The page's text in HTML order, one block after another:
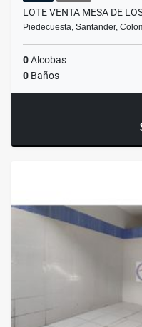
LOTE VENTA MESA DE
Piedecuesta, Santander,
0Alcobas
0 Baños